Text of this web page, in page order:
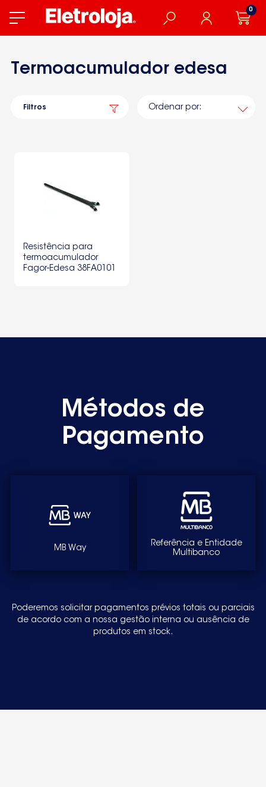
0
Termoacumulador edesa
Filtros Ordenar por:
Resistência para
termoacumulador
Fagor-Edesa 38FA0101
Métodos de
Pagamento
MB Way
Referência e Entidade
Multibanco
Poderemos solicitar pagamentos prévios totais ou parciais
de acordo com a nossa gestão interna ou ausência de
produtos em stock.